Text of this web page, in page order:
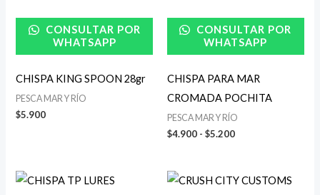
CONSULTAR POR
WHATSAPP
CHISPA KING SPOON 28gr
PESCA MAR Y RÍO
$5.900
CONSULTAR POR
WHATSAPP
CHISPA PARA MAR
CROMADA POCHITA
PESCA MAR Y RÍO
$4.900 - $5.200
$4.900
hasta
$5.200
Rango
de